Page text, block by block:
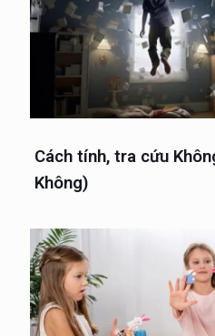
Cách tính, tra cứu
Không)